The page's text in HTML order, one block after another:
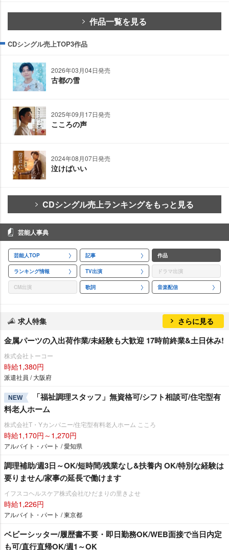
作品一覧を見る
CDシングル売上TOP3作品
2026年03月04日発売
古都の雪
2025年09月17日発売
こころの声
2024年08月07日発売
泣けばいい
CDシングル売上ランキングをもっと見る
芸能人事典
芸能人TOP 記事 作品
ランキング情報 TV出演 ドラマ出演
CM出演 歌詞 音楽配信
求人特集 さらに見る
金属パーツの入出荷作業/未経験も大歓迎 17時前終業&土日休み!
株式会社トーコー
時給1,380円
派遣社員 / 大阪府
NEW
「福祉調理スタッフ」無資格可/シフト相談可/住宅型有
料老人ホーム
株式会社T・Yカンパニー/住宅型有料老人ホーム こころ
時給1,170円～1,270円
アルバイト・パート / 愛知県
調理補助/週3日～OK/短時間/残業なし&扶養内 OK/特別な経験は
要りません/家事の延長で働けます
イフスコヘルスケア株式会社/ひだまりの里きよせ
時給1,226円
アルバイト・パート / 東京都
ベビーシッター/履歴書不要・即日勤務OK/WEB面接で当日内定
も可/直行直帰OK/週1～OK